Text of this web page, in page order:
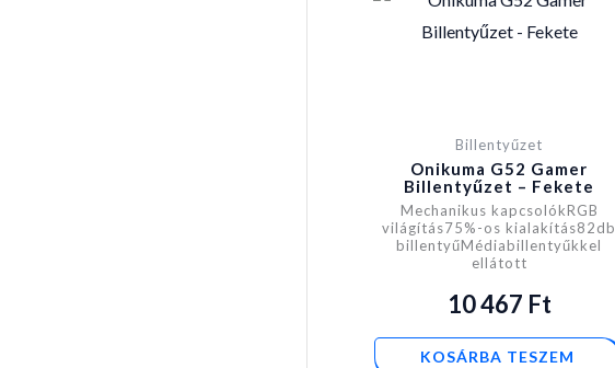
Billentyűzet
Onikuma G52 Gamer
Billentyűzet – Fekete
Mechanikus kapcsolókRGB
világítás75%-os kialakítás82db
billentyűMédiabillentyűkkel
ellátott
10 467 Ft
KOSÁRBA TESZEM